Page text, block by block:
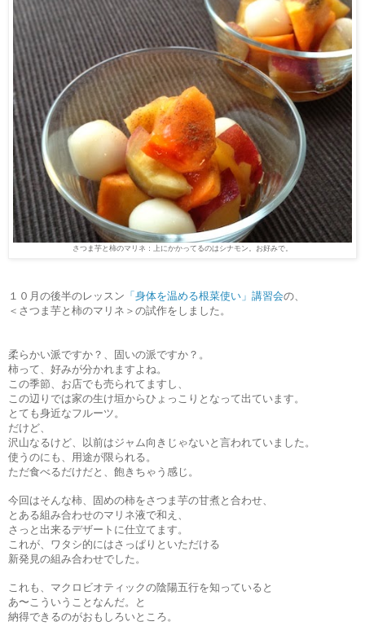
さつま芋と柿のマリネ：上にかかってるのはシナモン。お好みで。
１０月の後半のレッスン 「身体を温める根菜使い」講習会の、
＜さつま芋と柿のマリネ＞の試作をしました。
柔らかい派ですか？、固いの派ですか？。
柿って、好みが分かれますよね。
この季節、お店でも売られてますし、
この辺りでは家の生け垣からひょっこりとなって出ています。
とても身近なフルーツ。
だけど、
沢山なるけど、以前はジャム向きじゃないと言われていました。
使うのにも、用途が限られる。
ただ食べるだけだと、飽きちゃう感じ。
今回はそんな柿、固めの柿をさつま芋の甘煮と合わせ、
とある組み合わせのマリネ液で和え、
さっと出来るデザートに仕立てます。
これが、ワタシ的にはさっぱりといただける
新発見の組み合わせでした。
これも、マクロビオティックの陰陽五行を知っていると
あ〜こういうことなんだ。と
納得できるのがおもしろいところ。